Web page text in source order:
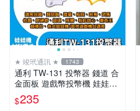
★ 竣玳通訊 ★ 1743
通利 TW-131 投幣器 錢道 合
金面板 遊戲幣投幣機 娃娃機
冠興 飛絡力 財神爺 大型遊戲
機投幣器
$235